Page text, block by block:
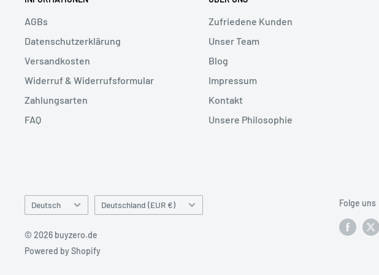
AGBs
Datenschutzerklärung
Versandkosten
Widerruf & Widerrufsformular
Zahlungsarten
FAQ
Zufriedene Kunden
Unser Team
Blog
Impressum
Kontakt
Unsere Philosophie
Sprache
Deutsch Land/Region
Deutschland (EUR €)
© 2026 buyzero.de
Powered by Shopify
Folge uns